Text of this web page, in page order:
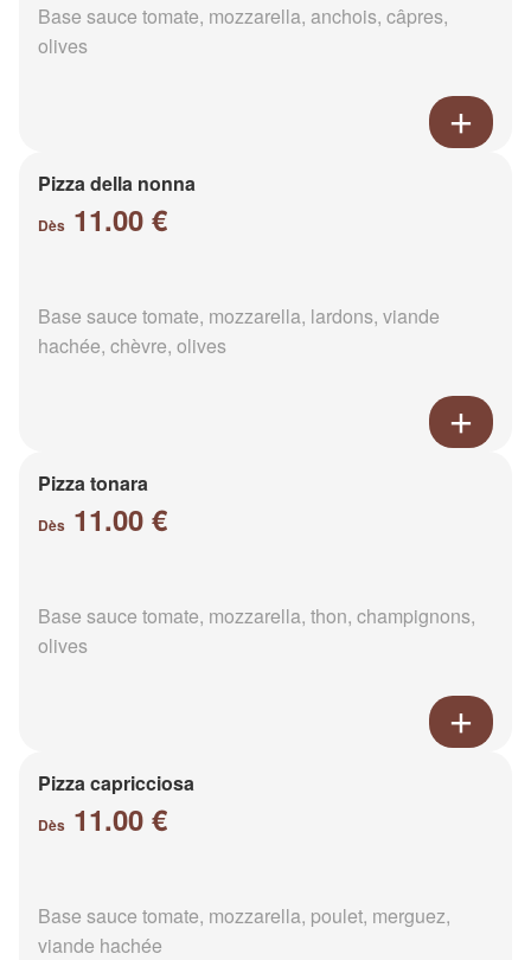
Base sauce tomate, mozzarella, anchois, câpres,
olives
Pizza della nonna
Dès 11.00 €
Base sauce tomate, mozzarella, lardons, viande
hachée, chèvre, olives
Pizza tonara
Dès 11.00 €
Base sauce tomate, mozzarella, thon, champignons,
olives
Pizza capricciosa
Dès 11.00 €
Base sauce tomate, mozzarella, poulet, merguez,
viande hachée